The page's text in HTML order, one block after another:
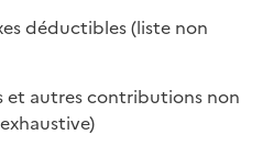
déductibles (liste non
et autres contributions non